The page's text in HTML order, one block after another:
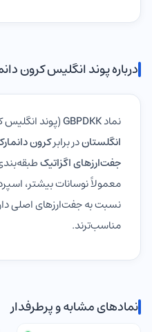
درباره پوند انگلیس کرون
نمادGBPDKK(پوند انگلیس
انگلستاندر برابرکرون
جفت‌ارزهای اگزاتیک
معمولاً نوسانات بیشتر،
نسبت به جفت‌ارزهای اصلی
مناسب‌ترند.
نمادهای مشابه و پرطرفدار